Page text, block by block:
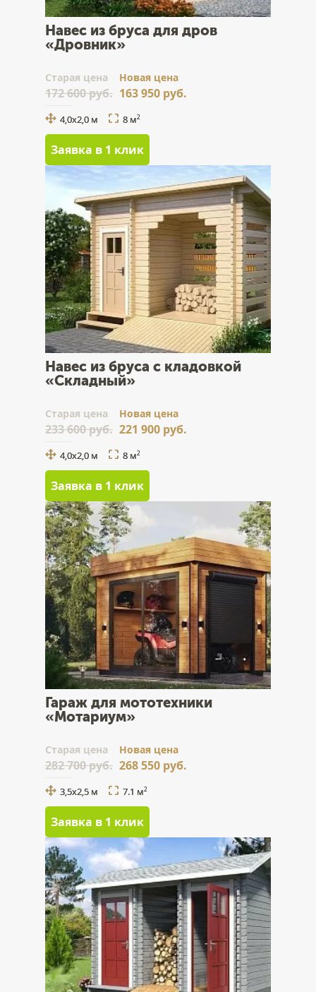
Навес из бруса для дров
«Дровник»
Cтарая цена
172 600 руб.
Новая цена
163 950 руб.
4,0х2,0 м 8 м2
Заявка в 1 клик
Навес из бруса с кладовкой
«Складный»
Cтарая цена
233 600 руб.
Новая цена
221 900 руб.
4,0х2,0 м 8 м2
Заявка в 1 клик
Гараж для мототехники
«Мотариум»
Cтарая цена
282 700 руб.
Новая цена
268 550 руб.
3,5х2,5 м 7.1 м2
Заявка в 1 клик